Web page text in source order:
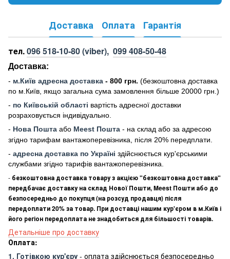
Доставка Оплата Гарантія
тел.096 518-10-80(viber), 099 408-50-48
Доставка:
- м.Київ адресна доставка - 800 грн. (безкоштовна доставка
по м.Київ, якщо загальна сума замовлення більше 20000 грн .)
- по Київській області вартість адресної доставки
розраховується індивідуально.
- Нова Пошта або Meest Пошта - на склад або за адресою
згідно тарифам вантажоперевізника, після 20% передплати.
- адресна доставка по Україні здійснюється кур'єрськими
службами згідно тарифів вантажоперевізника.
- безкоштовна доставка товару з акцією "безкоштовна доставка"
передбачає доставку на склад Нової Пошти, Meest Пошти або до
безпосередньо до покупця (на розсуд продавця) після
передоплати 20% за товар. При доставці нашим кур'єром в м.Київ і
його регіон передоплата не знадобиться для більшості товарів.
Детальніше про доставку
Оплата:
1. Готівкою кур'єру - оплата здійснюється безпосередньо